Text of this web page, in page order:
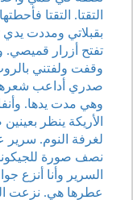
التقتا. التقتا
بقبلاتي ومددت
تفتح أزرار
وقفت ولفتني
صدري أداعب شعرها
وهي مدت يدها.
الأريكة ينظر
لغرفة النوم.
نصف صورة
السرير وأنا أنزع
عطرها هي. نزعت